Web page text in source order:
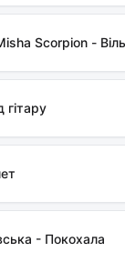
Scorpion -
гітару
- Покохала